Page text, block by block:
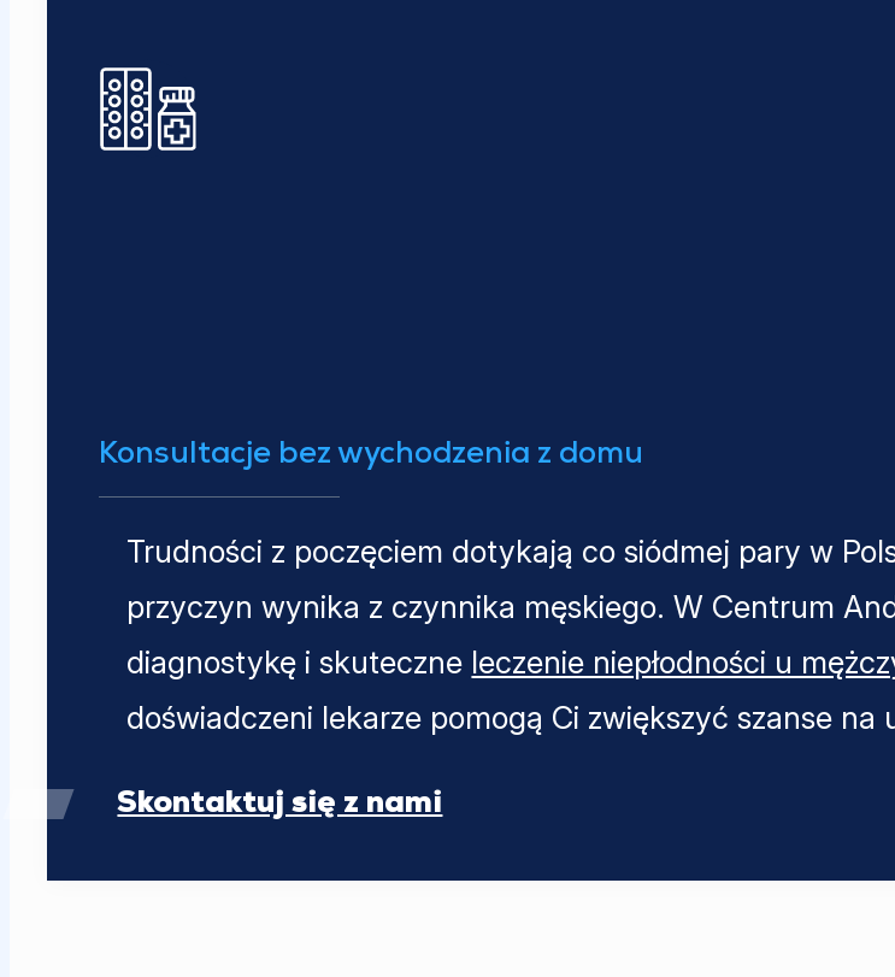
Konsultacje bez wychodzenia z domu
Trudności z poczęciem dotykają co siódmej pary w
przyczyn wynika z czynnika męskiego. W Centrum
diagnostykę i skuteczne leczenie niepłodności u
doświadczeni lekarze pomogą Ci zwiększyć szanse na
Skontaktuj się z nami